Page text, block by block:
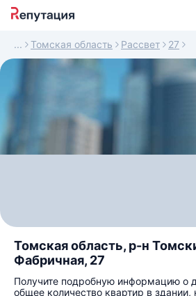
Томская область Рассвет 27
Томская область, р-н
Фабричная, 27
Получите подробную информацию о
общее количество квартир в здании,